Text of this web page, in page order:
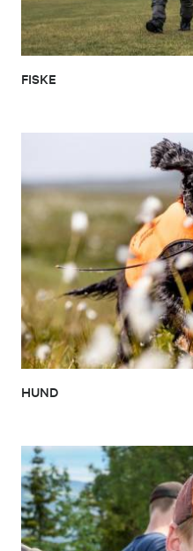
FISKE
HUND